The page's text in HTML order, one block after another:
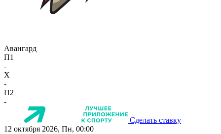
Авангард
П1
-
X
-
П2
-
Сделать ставку
12 октября 2026, Пн, 00:00